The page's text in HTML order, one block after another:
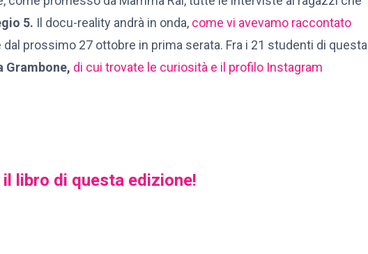
5. Il docu-reality andrà in onda, come vi avevamo raccontato
dal prossimo 27 ottobre in prima serata. Fra i 21 studenti di questa
Grambone, di cui trovate le curiosità e il profilo Instagram
libro di questa edizione!